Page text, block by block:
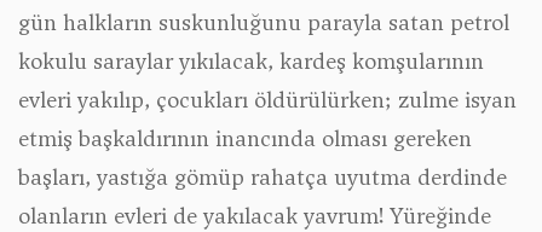
gün halkların suskunluğunu parayla satan petrol
kokulu saraylar yıkılacak, kardeş komşularının
evleri yakılıp, çocukları öldürülürken; zulme isyan
etmiş başkaldırının inancında olması gereken
başları, yastığa gömüp rahatça uyutma derdinde
olanların evleri de yakılacak yavrum! Yüreğinde